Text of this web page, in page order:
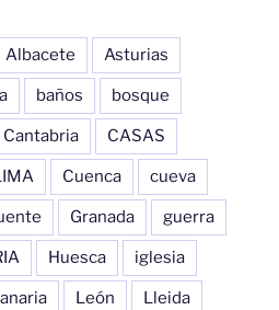
Albacete Asturias
baños bosque
Cantabria CASAS
Cuenca cueva
Granada guerra
Huesca iglesia
León Lleida